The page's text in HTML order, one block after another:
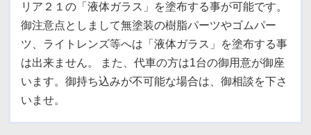
リア２１の「液体ガラス」を塗布する事が可能です。
御注意点としまして無塗装の樹脂パーツやゴムパー
ツ、ライトレンズ等へは「液体ガラス」を塗布する事
は出来ません。
また、代車の方は1台の御用意が御座
います。 御持ち込みが不可能な場合は、御相談を下さ
いませ。